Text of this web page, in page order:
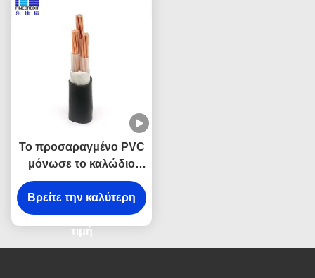
Το προσαραγμένο PVC
μόνωσε το καλώδιο
τροφοδοσίας, YJV
N2XY 3 πυρήνας 240
καλώδιο τροφοδοσίας
185 mm2
Βρείτε την καλύτερη
τιμή